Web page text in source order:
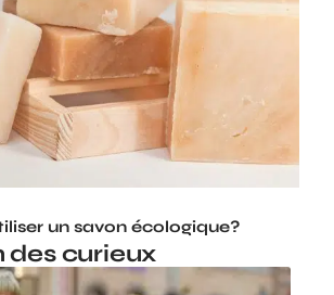
un savon écologique?
des curieux